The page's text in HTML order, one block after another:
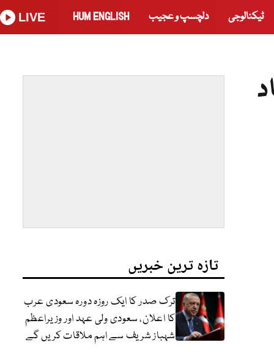
ٹیکنالوجی دلچسپ و عجیب HUM ENGLISH
LIVE
تازہ ترین خبریں
ترک صدر کا ایک روزہ دورہ سعودی عرب
کا اعلان، سعودی ولی عہد اور وزیراعظم
شہباز شریف سے اہم ملاقات کریں گے